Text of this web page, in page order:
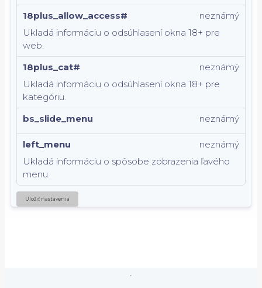
18plus_allow_access#
Ukladá informáciu o odsúhlasení okna 18+ pre
web.
neznámý
18plus_cat#
Ukladá informáciu o odsúhlasení okna 18+ pre
kategóriu.
neznámý
bs_slide_menu neznámý
left_menu
Ukladá informáciu o spôsobe zobrazenia ľavého
menu.
neznámý
Uložiť nastavenia